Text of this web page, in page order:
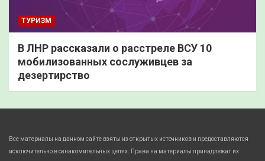
ТУРИЗМ
В ЛНР рассказали о расстреле ВСУ 10
мобилизованных сослуживцев за
дезертирство
Все материалы на данном сайте взяты из открытых источников и предоставляются
исключительно в ознакомительных целях. Права на материалы принадлежат их